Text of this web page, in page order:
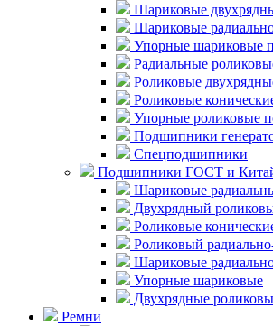
Шариковые
Шариковые
Упорные шариковые
Радиальные
Роликовые
Роликовые
Упорные роликовые
Подшипники
Спецподшипники
Подшипники ГОСТ и
Шариковые
Двухрядный
Роликовые
Роликовый
Шариковые
Упорные шариковые
Двухрядные
Ремни